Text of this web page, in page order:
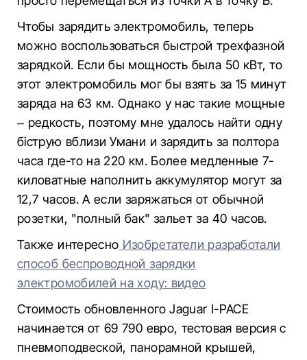
Чтобы зарядить электромобиль, теперь
можно воспользоваться быстрой трехфазной
зарядкой. Если бы мощность была 50 кВт, то
этот электромобиль мог бы взять за 15 минут
заряда на 63 км. Однако у нас такие мощные
– редкость, поэтому мне удалось найти одну
біструю вблизи Умани и зарядить за полтора
часа где-то на 220 км. Более медленные 7-
киловатные наполнить аккумулятор могут за
12,7 часов. А если заряжаться от обычной
розетки, "полный бак" зальет за 40 часов.
Также интересно Изобретатели разработали
способ беспроводной зарядки
электромобилей на ходу: видео
Стоимость обновленного Jaguar I-PACE
начинается от 69 790 евро, тестовая версия с
пневмоподвеской, панорамной крышей,